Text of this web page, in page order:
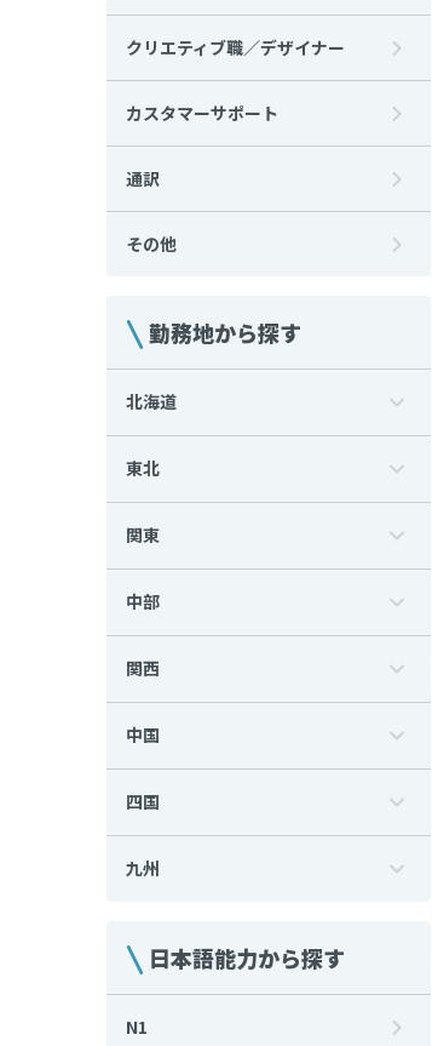
クリエティブ職／デザイナー
カスタマーサポート
通訳
その他
勤務地から探す
北海道
東北
関東
中部
関西
中国
四国
九州
日本語能力から探す
N1